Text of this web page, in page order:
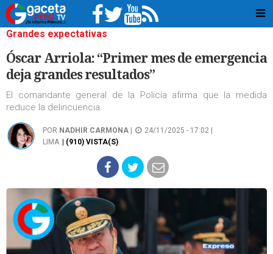
Grandes expectativas
Óscar Arriola: “Primer mes de emergencia
deja grandes resultados”
El comandante general de la Policía afirma que la medida
reduce la delincuencia.
POR NADHIR CARMONA
24/11/2025 - 17:02 |
LIMA
| (910) VISTA(S)